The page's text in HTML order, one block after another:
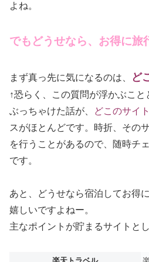
よね。
でもどうせなら、お得に旅
まず真っ先に気になるのは、 ど
↑恐らく、この質問が浮かぶこと
ぶっちゃけた話が、
どこのサイ
スがほとんどです。時折、その
を行うことがあるので、随時チ
です。
あと、どうせなら宿泊してお得
嬉しいですよねー。
主なポイントが貯まるサイトと